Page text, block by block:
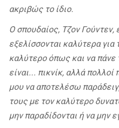
ακριβώς το ίδιο.
Ο σπουδαίος, Τζον Γούντεν,
εξελίσσονται καλύτερα
καλύτερο όπως και να πάνε
είναι... πικνίκ, αλλά
μου να αποτελέσω
τους με τον καλύτερο
μην παραδίδονται ή να μην